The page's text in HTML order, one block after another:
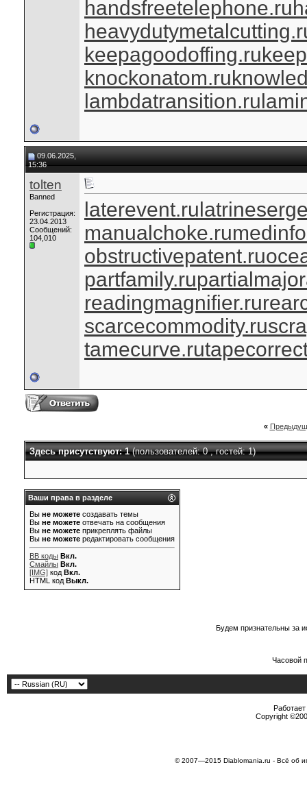
handsfreetelephone.ru
keepagoodoffing.ru
knockonatom.ru
lambdatransition.ru
09.06.2025,
15:36
tolten
Banned
Регистрация:
23.04.2013
Сообщений:
104,010
laterevent.ru
manualchoke.ru
obstructivepatent.ru
partfamily.ru
readingmagnifier.ru
scarcecommodity.ru
tamecurve.ru
«
Здесь присутствуют: 1(пользователей: 0 , гостей: 1)
Ваши права в разделе
Вы не можете создавать темы
Вы не можете отвечать на сообщения
Вы не можете прикреплять файлы
Вы не можете редактировать сообщения
BB коды Вкл.
Смайлы Вкл.
[IMG] код Вкл.
HTML код Выкл.
Будем признательны за
Часовой
Copyright
© 2007—2015 Diablomania.ru - Всё об